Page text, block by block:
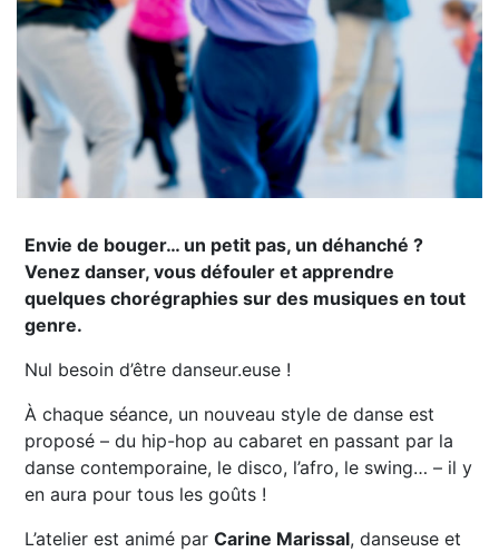
Envie de bouger… un petit pas, un déhanché ?
Venez danser, vous défouler et apprendre
quelques chorégraphies sur des musiques en tout
genre.
Nul besoin d’être danseur.euse !
À chaque séance, un nouveau style de danse est
proposé – du hip-hop au cabaret en passant par la
danse contemporaine, le disco, l’afro, le swing… – il y
en aura pour tous les goûts !
L’atelier est animé parCarine Marissal, danseuse et